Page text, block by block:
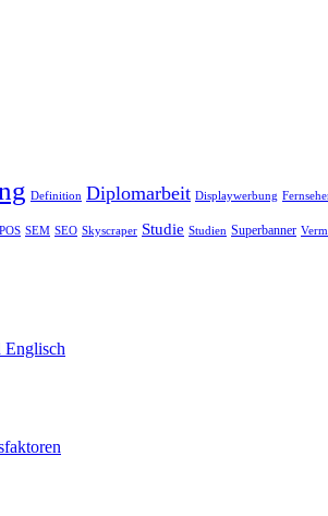
Definition Diplomarbeit Displaywerbung
POS SEM SEO Skyscraper Studie Studien Superbanner
Englisch